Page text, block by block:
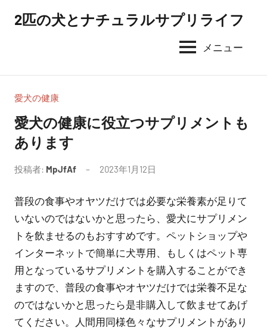
ツ
2匹の犬とナチュラルサプリライフ
メニュー
愛犬の健康
愛犬の健康に役立つサプリメントも
あります
投稿者: MpJfAf 2023年1月12日
普段の食事やオヤツだけでは必要な栄養素が足りて
いないのではないかと思ったら、愛犬にサプリメン
トを飲ませるのもおすすめです。ペットショップや
インターネットで簡単に犬専用、もしくはペット専
用となっているサプリメントを購入することができ
ますので、普段の食事やオヤツだけでは栄養不足な
のではないかと思ったら是非購入して飲ませてあげ
てください。人間用同様色々なサプリメントがあり